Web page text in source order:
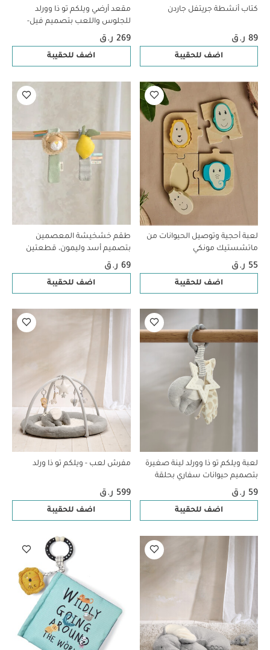
كتاب أنشطة جريتفل جاردن
89 ر.ق
اضف للحقيبة
مقعد أرضي ويلكم تو ذا وورلد
للجلوس واللعب بتصميم فيل-
رمادي
269 ر.ق
اضف للحقيبة
لعبة أحجية وتوصيل الحيوانات من
ماتشستيك مونكي
55 ر.ق
اضف للحقيبة
طقم خشخيشة المعصمين
بتصميم أسد وليمون، قطعتين
69 ر.ق
اضف للحقيبة
لعبة ويلكم تو ذا وورلد لينة صغيرة
بتصميم حيوانات سفاري بحلقة
59 ر.ق
اضف للحقيبة
مفرش لعب - ويلكم تو ذا ورلد
599 ر.ق
اضف للحقيبة